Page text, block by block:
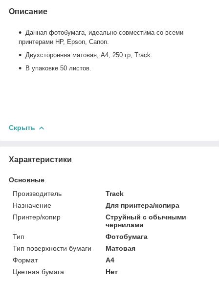
Описание
Данная фотобумага, идеально совместима со всеми
принтерами HP, Epson, Canon.
Двухсторонняя матовая, A4, 250 гр, Track.
В упаковке 50 листов.
Скрыть
Характеристики
Основные
Производитель
Track
Назначение
Для принтера/копира
Принтер/копир
Струйный с обычными
чернилами
Тип
Фотобумага
Тип поверхности бумаги
Матовая
Формат
A4
Цветная бумага
Нет